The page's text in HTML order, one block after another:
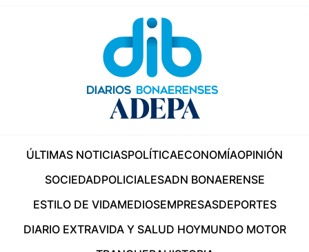
ÚLTIMAS NOTICIASPOLÍTICAECONOMÍAOPINIÓN
SOCIEDADPOLICIALESADN BONAERENSE
ESTILO DE VIDAMEDIOSEMPRESASDEPORTES
DIARIO EXTRAVIDA Y SALUD HOYMUNDO MOTOR